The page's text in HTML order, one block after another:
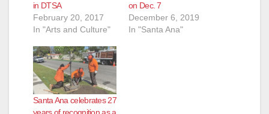
in DTSA
February 20, 2017
In "Arts and Culture"
on Dec. 7
December 6, 2019
In "Santa Ana"
Santa Ana celebrates 27
years of recognition as a